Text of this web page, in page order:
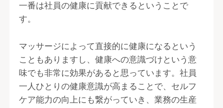
一番は社員の健康に貢献できるということで
す。
マッサージによって直接的に健康になるという
こともありますし、健康への意識づけという意
味でも非常に効果があると思っています。社員
一人ひとりの健康意識が高まることで、セルフ
ケア能力の向上にも繋がっていき、業務の生産